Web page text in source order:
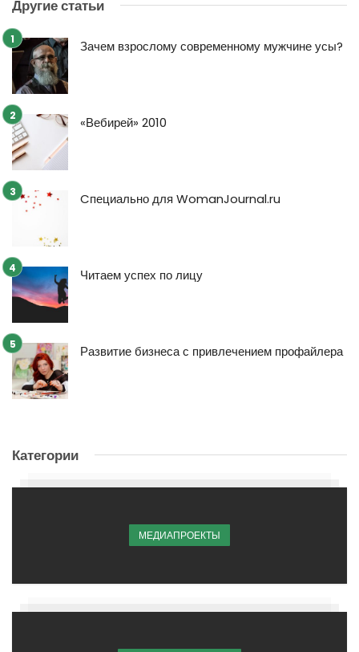
Другие статьи
Зачем взрослому современному мужчине усы?
«Вебирей» 2010
Cпециально для WomanJournal.ru
Читаем успех по лицу
Развитие бизнеса с привлечением профайлера
Категории
МЕДИАПРОЕКТЫ